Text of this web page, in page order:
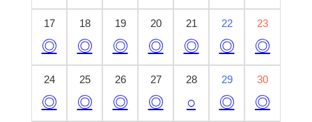
17
◎
18
◎
19
◎
20
◎
21
◎
22
◎
23
◎
24
◎
25
◎
26
◎
27
◎
28
○
29
◎
30
◎